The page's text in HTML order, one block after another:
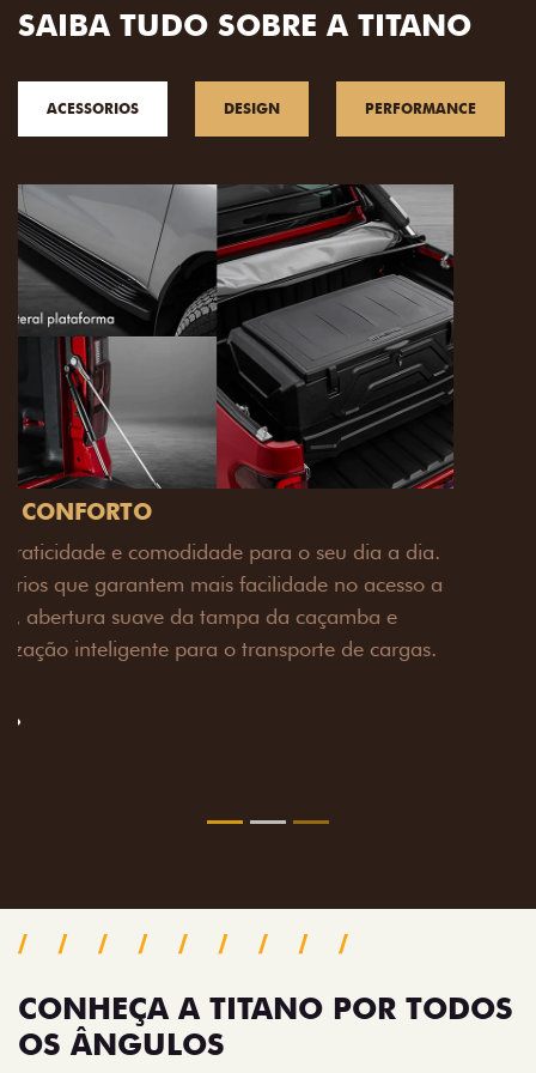
SAIBA TUDO SOBRE A TITANO
ACESSORIOS DESIGN PERFORMANCE
PACK OFF-ROAD
Prepare sua picape para qualquer desafio. O Pack
off-road combina engate de reboque para até 3,5
toneladas, alargadores de para-lamas e overbumper,
oferecendo mais capacidade de reboque, proteção
imponente para enfrentar qualquer terreno com
Pack tecnologia
CONHEÇA A TITANO POR TODOS
OS ÂNGULOS